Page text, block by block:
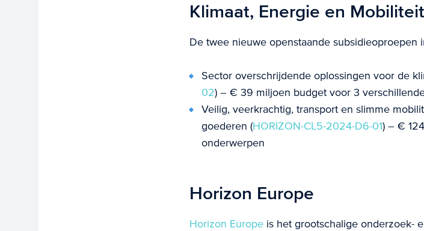
Klimaat, Energie en Mobiliteit
De twee nieuwe openstaande subsidieoproepen
Sector overschrijdende oplossingen voor de
02) – € 39 miljoen budget voor 3
Veilig, veerkrachtig, transport en slimme
goederen (HORIZON-CL5-2024-D6-01) – €
onderwerpen
Horizon Europe
Horizon Europeis het grootschalige onderzoek-